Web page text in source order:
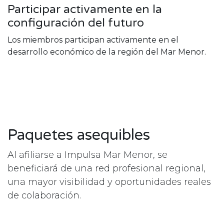
Participar activamente en la
configuración del futuro
Los miembros participan activamente en el
desarrollo económico de la región del Mar Menor.
Paquetes asequibles
Al afiliarse a Impulsa Mar Menor, se
beneficiará de una red profesional regional,
una mayor visibilidad y oportunidades reales
de colaboración.